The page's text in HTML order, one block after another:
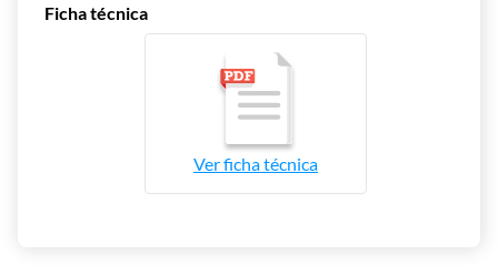
Ideal para emprendedores que buscan
profesionalizar su producción de panadería y
Ahorra tiempo y esfuerzo, gracias a su alta
eficiencia de mezclado.
Versatilidad profesional, perfecta para masas,
Durabilidad garantizada, diseñada para
soportar uso intensivo en cocinas
industriales.
Ficha técnica
Verficha técnica